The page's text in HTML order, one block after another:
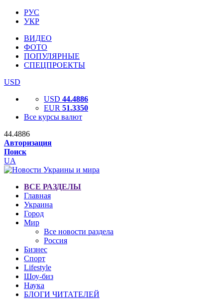
РУС
УКР
ВИДЕО
ФОТО
ПОПУЛЯРНЫЕ
СПЕЦПРОЕКТЫ
USD
USD 44.4886
EUR 51.3350
Все курсы валют
44.4886
Авторизация
Поиск
UA
ВСЕ РАЗДЕЛЫ
Главная
Украина
Город
Мир
Все новости раздела
Россия
Бизнес
Спорт
Lifestyle
Шоу-биз
Наука
БЛОГИ ЧИТАТЕЛЕЙ